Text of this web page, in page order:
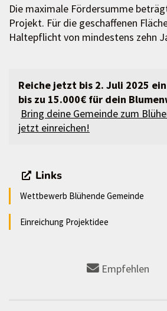
Die maximale Fördersumme
Projekt. Für die geschaffenen
Haltepflicht von mindestens zehn
Reiche jetzt bis 2. Juli 2025
bis zu 15.000€ für dein
Bring deine Gemeinde zum
jetzt einreichen!
Links
Wettbewerb Blühende Gemeinde
Einreichung Projektidee
Empfehlen